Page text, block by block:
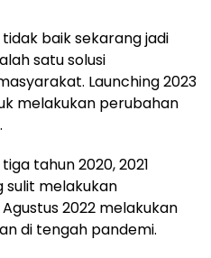
baik sekarang jadi
satu solusi
Launching 2023
melakukan perubahan
tahun 2020, 2021
sulit melakukan
2022 melakukan
di tengah pandemi.